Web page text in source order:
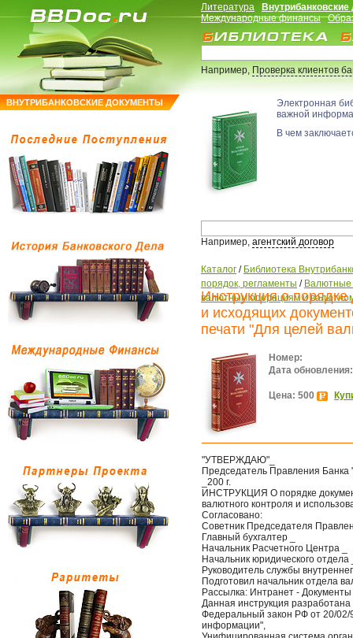
ВНУТРИБАНКОВСКИЕ ДОКУМЕНТЫ
Литература
Международные финансы
Например,Проверка клиентов
Электронная
важной
В чем
Например, агентский договор
Каталог / Библиотека
порядок, регламенты / Валютные
валютным операциям и
Инструкция о
и исходящих
печати "Для целей
Номер:
Дата обновления:
Цена: 500
"УТВЕРЖДАЮ"_
Председатель Правления Банка
_200 г.
ИНСТРУКЦИЯ О порядке
валютного контроля и
Согласовано:
Советник Председателя
Главный бухгалтер _
Начальник Расчетного Центра _
Начальник юридического отдела
Руководитель службы
Подготовил начальник отдела
Рассылка: Интранет -
Данная инструкция
Федеральный закон РФ от 20/
информации",